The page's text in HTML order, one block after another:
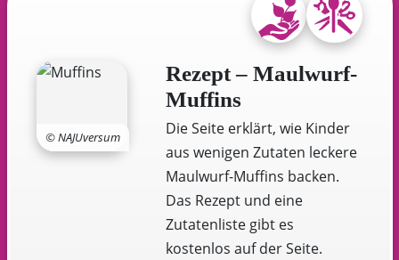
© NAJUversum
Rezept – Maulwurf-
Muffins
Die Seite erklärt, wie Kinder
aus wenigen Zutaten leckere
Maulwurf-Muffins backen.
Das Rezept und eine
Zutatenliste gibt es
kostenlos auf der Seite.